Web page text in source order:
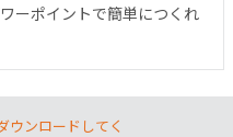
ーポイントで簡単につくれ
ウンロードしてく